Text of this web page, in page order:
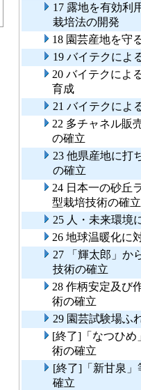
17 露地を有効利
栽培法の開発
18 園芸産地を守
19 バイテクによ
20 バイテクによ
育成
21 バイテクによ
22 多チャネル販
の確立
23 他県産地に打
の確立
24 日本一の砂丘
型栽培技術の確立
25 人・未来環境
26 地球温暖化に
27 「輝太郎」か
技術の確立
28 作柄安定及び
術の確立
29 園芸試験場ふ
[終了]「なつひめ
術の確立
[終了]「新甘泉
確立